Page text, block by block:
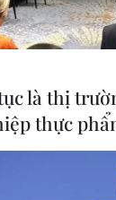
là thị
thực